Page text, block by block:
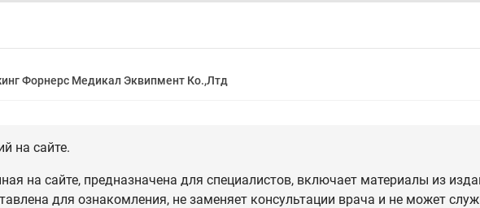
Форнерс Медикал Эквипмент Ко.,Лтд
на сайте.
на сайте, предназначена для специалистов, включает материалы из
для ознакомления, не заменяет консультации врача и не может